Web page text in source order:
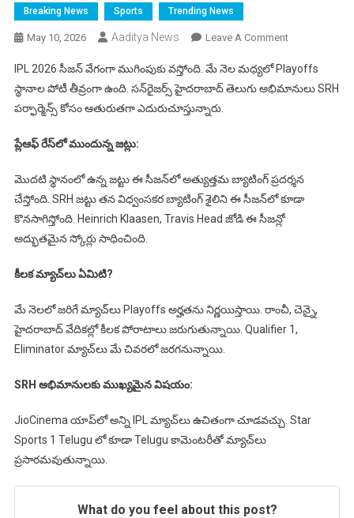
Breaking News Sports Trending News
May 10, 2026 Aaditya News Leave A CommentOn
2026
Playoffs
అర్హత
సాధిస్తాయి?
IPL 2026 సీజన్ వేగంగా ముగింపుకు వస్తోంది. మే నెల మధ్యలో Playoffs
స్థానాల పోటీ తీవ్రంగా ఉంది. సన్‌రైజర్స్ హైదరాబాద్ తెలుగు అభిమానులు SRH
పర్ఫార్మెన్స్ కోసం ఆతురుతగా ఎదురుచూస్తున్నారు.
ప్లేఆఫ్ రేస్‌లో ముందున్న జట్లు:
మొదటి స్థానంలో ఉన్న జట్టు ఈ సీజన్‌లో అత్యుత్తమ బ్యాటింగ్ ప్రదర్శన
చేస్తోంది. SRH జట్టు తన విధ్వంసకర బ్యాటింగ్ శైలిని ఈ సీజన్‌లో కూడా
కొనసాగిస్తోంది. Heinrich Klaasen, Travis Head జోడి ఈ సీజన్లో
అద్భుతమైన స్కోర్లు సాధించింది.
కీలక మ్యాచ్‌లు ఏమిటి?
మే నెలలో జరిగే మ్యాచ్‌లు Playoffs అర్హతను నిర్ణయిస్తాయి. రాంచీ, చెన్నై,
హైదరాబాద్ వేదికల్లో కీలక పోరాటాలు జరుగుతున్నాయి. Qualifier 1,
Eliminator మ్యాచ్‌లు మే చివరలో జరగనున్నాయి.
SRH అభిమానులకు ముఖ్యమైన విషయం:
JioCinema యాప్‌లో అన్ని IPL మ్యాచ్‌లు ఉచితంగా చూడవచ్చు. Star
Sports 1 Telugu లో కూడా Telugu కామెంటరీతో మ్యాచ్‌లు
ప్రసారమవుతున్నాయి.
What do you feel about this post?